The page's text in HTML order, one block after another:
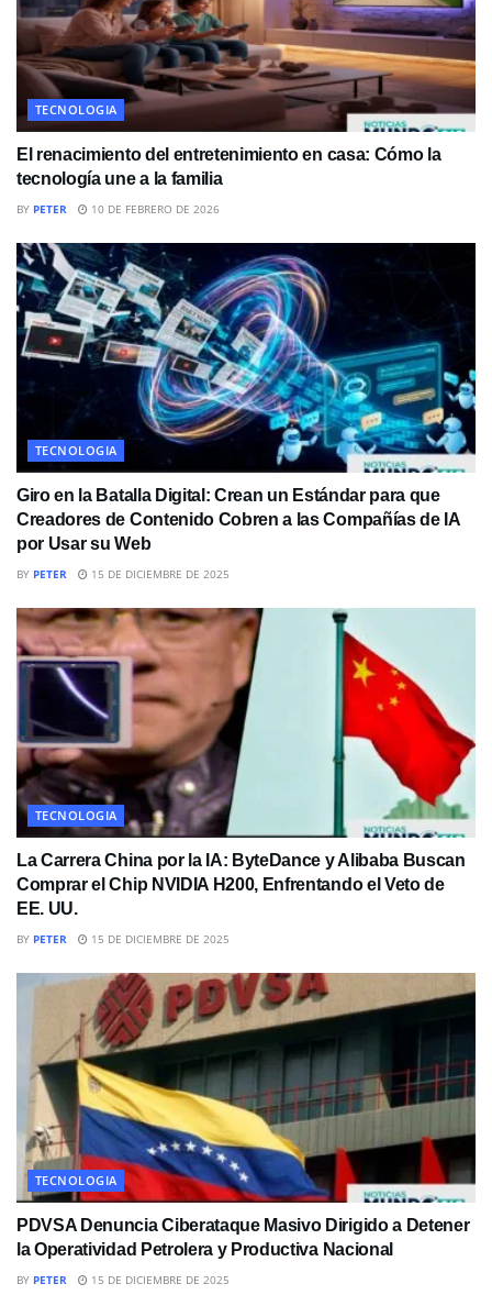
TECNOLOGIA
El renacimiento del entretenimiento en casa: Cómo la
tecnología une a la familia
BY PETER 10 DE FEBRERO DE 2026
TECNOLOGIA
Giro en la Batalla Digital: Crean un Estándar para que
Creadores de Contenido Cobren a las Compañías de IA
por Usar su Web
BY PETER 15 DE DICIEMBRE DE 2025
TECNOLOGIA
La Carrera China por la IA: ByteDance y Alibaba Buscan
Comprar el Chip NVIDIA H200, Enfrentando el Veto de
EE. UU.
BY PETER 15 DE DICIEMBRE DE 2025
TECNOLOGIA
PDVSA Denuncia Ciberataque Masivo Dirigido a Detener
la Operatividad Petrolera y Productiva Nacional
BY PETER 15 DE DICIEMBRE DE 2025